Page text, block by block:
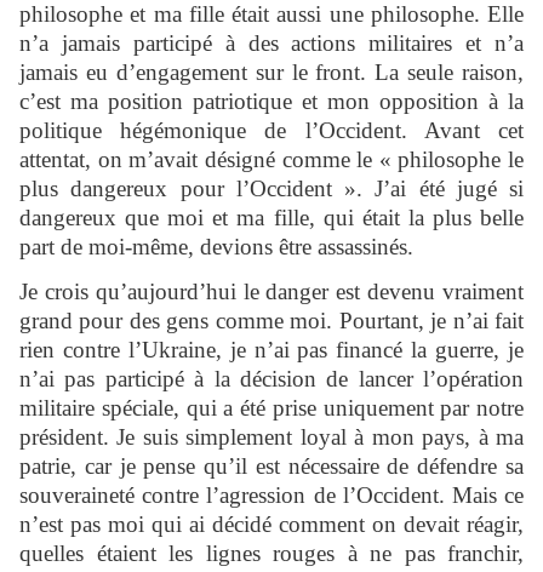
philosophe et ma fille était aussi une philosophe. Elle
n’a jamais participé à des actions militaires et n’a
jamais eu d’engagement sur le front. La seule raison,
c’est ma position patriotique et mon opposition à la
politique hégémonique de l’Occident. Avant cet
attentat, on m’avait désigné comme le « philosophe le
plus dangereux pour l’Occident ». J’ai été jugé si
dangereux que moi et ma fille, qui était la plus belle
part de moi-même, devions être assassinés.
Je crois qu’aujourd’hui le danger est devenu vraiment
grand pour des gens comme moi. Pourtant, je n’ai fait
rien contre l’Ukraine, je n’ai pas financé la guerre, je
n’ai pas participé à la décision de lancer l’opération
militaire spéciale, qui a été prise uniquement par notre
président. Je suis simplement loyal à mon pays, à ma
patrie, car je pense qu’il est nécessaire de défendre sa
souveraineté contre l’agression de l’Occident. Mais ce
n’est pas moi qui ai décidé comment on devait réagir,
quelles étaient les lignes rouges à ne pas franchir,